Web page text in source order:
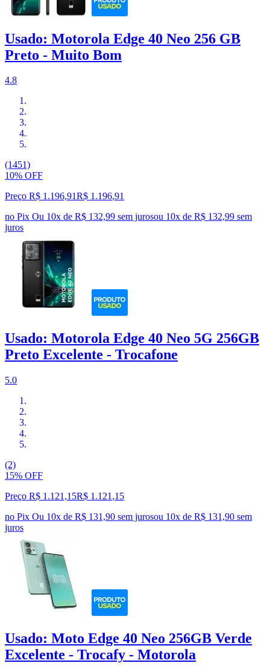
Usado: Motorola Edge 40 Neo 256 GB
Preto - Muito Bom
4.8
(1451)
10% OFF
Preço R$ 1.196,91R$ 1.196,91
no Pix Ou 10x de R$ 132,99 sem jurosou 10x de R$ 132,99 sem
juros
Usado: Motorola Edge 40 Neo 5G 256GB
Preto Excelente - Trocafone
5.0
(2)
15% OFF
Preço R$ 1.121,15R$ 1.121 ,15
no Pix Ou 10x de R$ 131,90 sem jurosou 10x de R$ 131,90 sem
juros
Usado: Moto Edge 40 Neo 256GB Verde
Excelente - Trocafy - Motorola